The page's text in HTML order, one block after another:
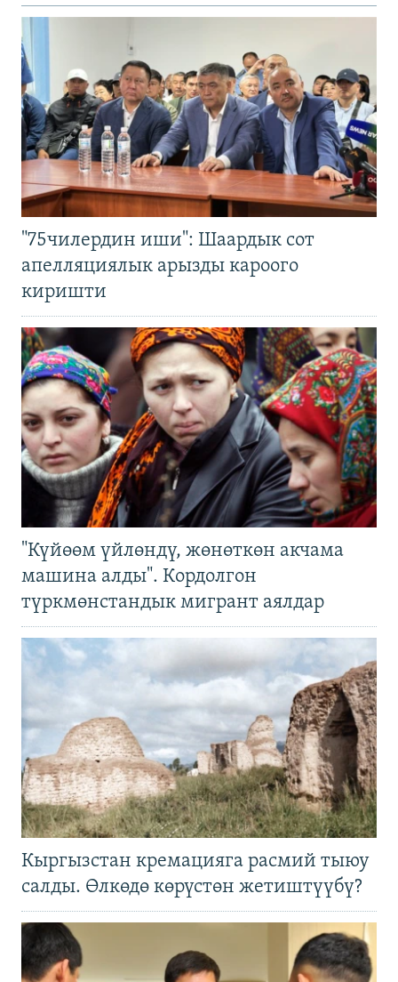
"75чилердин иши": Шаардык сот
апелляциялык арызды кароого
киришти
"Күйөөм үйлөндү, жөнөткөн акчама
машина алды". Кордолгон
түркмөнстандык мигрант аялдар
Кыргызстан кремацияга расмий тыюу
салды. Өлкөдө көрүстөн жетиштүүбү?